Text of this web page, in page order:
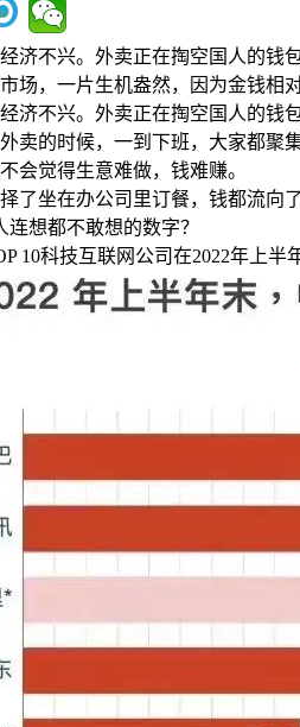
济不兴。外卖正在掏空国人的钱
场，一片生机盎然，因为金钱相
济不兴。外卖正在掏空国人的钱包
卖的时候，一到下班，大家都
会觉得生意难做，钱难赚。
了坐在办公司里订餐，钱都流向
想都不敢想的数字？
10科技互联网公司在2022年上半